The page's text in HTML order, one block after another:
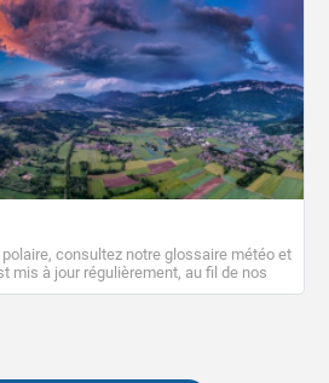
polaire, consultez notre glossaire météo et
mis à jour régulièrement, au fil de nos
également des liens utiles vers nos